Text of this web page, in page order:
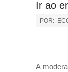
Ir ao
POR:
A